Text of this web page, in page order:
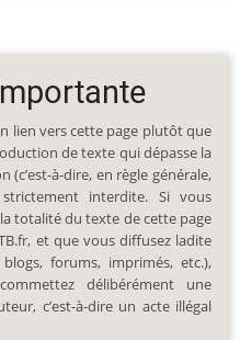
lien vers cette page plutôt que
de texte qui dépasse la
(c’est-à-dire, en règle générale,
interdite. Si vous
totalité du texte de cette page
et que vous diffusez ladite
forums, imprimés, etc.),
délibérément une
c’est-à-dire un acte illégal